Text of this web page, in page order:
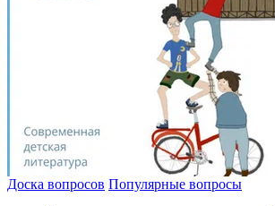
Доска вопросов Популярные вопросы